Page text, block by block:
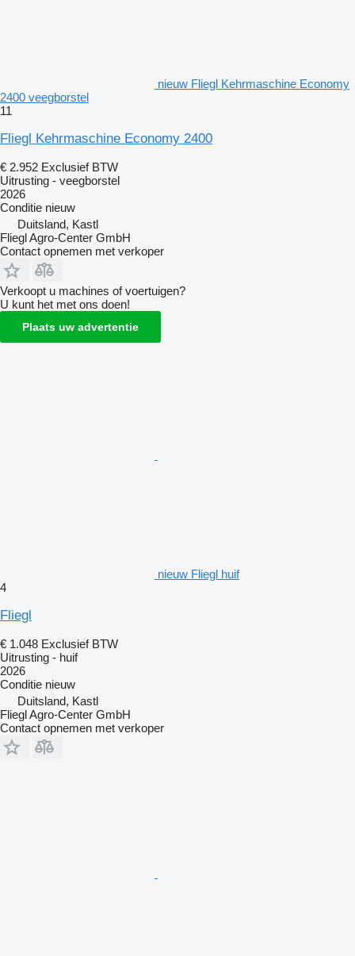
nieuw Fliegl Kehrmaschine Economy
2400 veegborstel
11
Fliegl Kehrmaschine Economy 2400
€ 2.952 Exclusief BTW
Uitrusting - veegborstel
2026
Conditie nieuw
Duitsland, Kastl
Fliegl Agro-Center GmbH
Contact opnemen met verkoper
Verkoopt u machines of voertuigen?
U kunt het met ons doen!
Plaats uw advertentie
nieuw Fliegl huif
4
Fliegl
€ 1.048 Exclusief BTW
Uitrusting - huif
2026
Conditie nieuw
Duitsland, Kastl
Fliegl Agro-Center GmbH
Contact opnemen met verkoper